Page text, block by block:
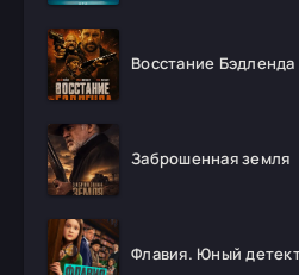
Восстание Бэдленда
Заброшенная земля
Флавия. Юный